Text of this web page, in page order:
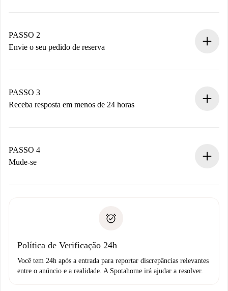
Você tem todas as informações necessárias
antecipadamente.
PASSO 2
Envie o seu pedido de reserva
Não cobramos nada até que o proprietário confirme.
PASSO 3
Receba resposta em menos de 24 horas
proprietário.
Se recusada: não cobraremos nada e ofereceremos
Débito direto bancário
PASSO 4
Mude-se
não comunicar nenhum problema.
Política de Verificação 24h
Você tem 24h após a entrada para reportar discrepâncias relevantes
entre o anúncio e a realidade. A Spotahome irá ajudar a resolver.